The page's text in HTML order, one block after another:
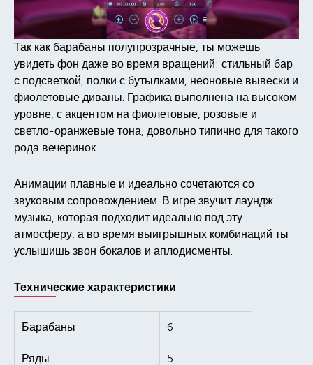
Так как барабаны полупрозрачные, ты можешь
увидеть фон даже во время вращений: стильный бар
с подсветкой, полки с бутылками, неоновые вывески и
фиолетовые диваны. Графика выполнена на высоком
уровне, с акцентом на фиолетовые, розовые и
светло-оранжевые тона, довольно типично для такого
рода вечеринок.
Анимации плавные и идеально сочетаются со
звуковым сопровождением. В игре звучит лаундж
музыка, которая подходит идеально под эту
атмосферу, а во время выигрышных комбинаций ты
услышишь звон бокалов и аплодисменты.
Технические характеристики
Барабаны 6
Ряды 5